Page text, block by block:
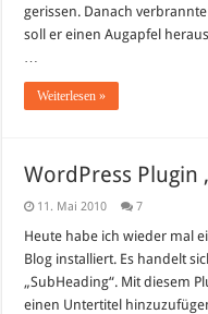
gerissen. Danach
soll er einen Augapfel
Weiterlesen »
WordPress Plugin
11. Mai 2010 7
Heute habe ich wieder mal
Blog installiert. Es handelt
„SubHeading“. Mit diesem
einen Untertitel